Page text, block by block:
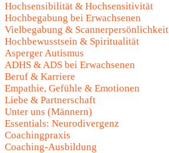
Hochsensibilität & Hochsensitivität
Hochbegabung bei Erwachsenen
Vielbegabung & Scannerpersönlichkeit
Hochbewusstsein & Spiritualität
Asperger Autismus
ADHS & ADS bei Erwachsenen
Beruf & Karriere
Empathie, Gefühle & Emotionen
Liebe & Partnerschaft
Unter uns (Männern)
Essentials: Neurodivergenz
Coachingpraxis
Coaching-Ausbildung